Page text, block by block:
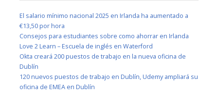
El salario mínimo nacional 2025 en Irlanda ha aumentado a
€13,50 por hora
Consejos para estudiantes sobre como ahorrar en Irlanda
Love 2 Learn – Escuela de inglés en Waterford
Okta creará 200 puestos de trabajo en la nueva oficina de
Dublín
120 nuevos puestos de trabajo en Dublín, Udemy ampliará su
oficina de EMEA en Dublín